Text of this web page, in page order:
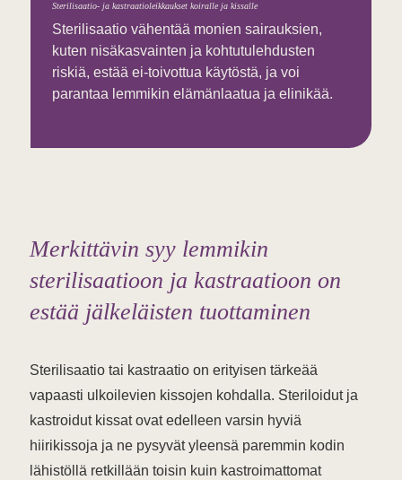
Sterilisaatio- ja kastraatioleikkaukset koiralle ja kissalle
Sterilisaatio vähentää monien sairauksien,
kuten nisäkasvainten ja kohtutulehdusten
riskiä, estää ei-toivottua käytöstä, ja voi
parantaa lemmikin elämänlaatua ja elinikää.
Merkittävin syy lemmikin
sterilisaatioon ja kastraatioon on
estää jälkeläisten tuottaminen
Sterilisaatio tai kastraatio on erityisen tärkeää
vapaasti ulkoilevien kissojen kohdalla. Steriloidut ja
kastroidut kissat ovat edelleen varsin hyviä
hiirikissoja ja ne pysyvät yleensä paremmin kodin
lähistöllä retkillään toisin kuin kastroimattomat